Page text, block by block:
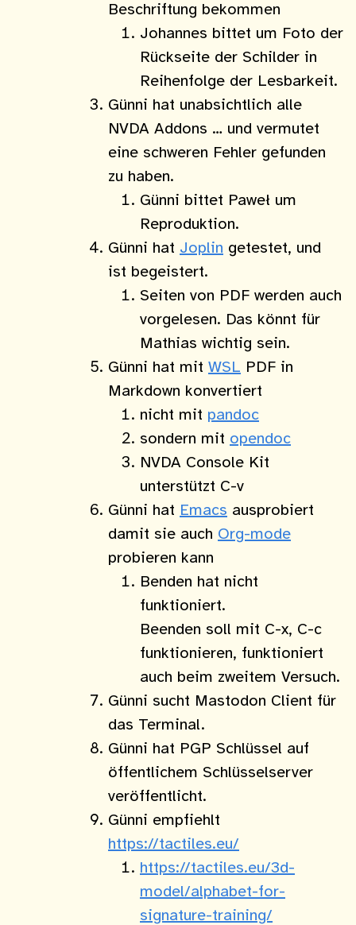
Beschriftung bekommen
Johannes bittet um Foto der
Rückseite der Schilder in
Reihenfolge der Lesbarkeit.
Günni hat unabsichtlich alle
NVDA Addons … und vermutet
eine schweren Fehler gefunden
zu haben.
Günni bittet Paweł um
Reproduktion.
Günni hat Joplin getestet, und
ist begeistert.
Seiten von PDF werden auch
vorgelesen. Das könnt für
Mathias wichtig sein.
Günni hat mit WSL PDF in
Markdown konvertiert
nicht mit pandoc
sondern mit opendoc
NVDA Console Kit
unterstützt C-v
Günni hat Emacs ausprobiert
damit sie auch Org-mode
probieren kann
Benden hat nicht
funktioniert.
Beenden soll mit C-x, C-c
funktionieren, funktioniert
auch beim zweitem Versuch.
Günni sucht Mastodon Client für
das Terminal.
Günni hat PGP Schlüssel auf
öffentlichem Schlüsselserver
veröffentlicht.
Günni empfiehlt
https://tactiles.eu/
https://tactiles.eu/3d-
model/alphabet-for-
signature-training/